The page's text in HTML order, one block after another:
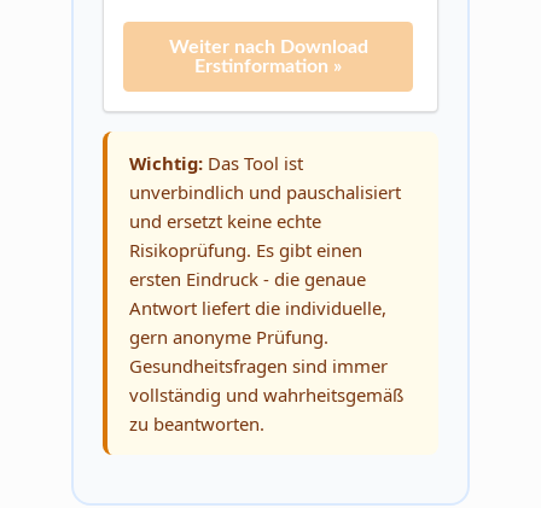
Weiter nach Download
Erstinformation »
Wichtig: Das Tool ist
unverbindlich und pauschalisiert
und ersetzt keine echte
Risikoprüfung. Es gibt einen
ersten Eindruck - die genaue
Antwort liefert die individuelle,
gern anonyme Prüfung.
Gesundheitsfragen sind immer
vollständig und wahrheitsgemäß
zu beantworten.